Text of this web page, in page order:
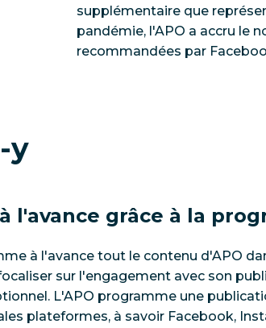
supplémentaire que
pandémie, l'APO a accru le
recommandées par
y
l'avance grâce à la
à l'avance tout le contenu d'APO
sur l'engagement avec son
L'APO programme une
plateformes, à savoir Facebook,